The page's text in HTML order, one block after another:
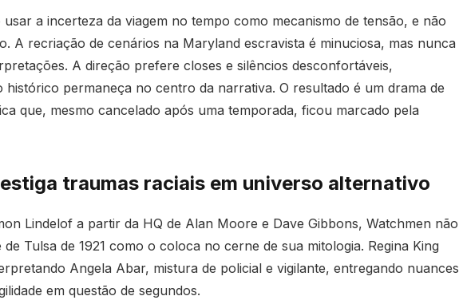
a incerteza da viagem no tempo como mecanismo de tensão, e não
A recriação de cenários na Maryland escravista é minuciosa, mas nunca
A direção prefere closes e silêncios desconfortáveis,
histórico permaneça no centro da narrativa. O resultado é um drama de
que, mesmo cancelado após uma temporada, ficou marcado pela
traumas raciais em universo alternativo
Lindelof a partir da HQ de Alan Moore e Dave Gibbons, Watchmen não
Tulsa de 1921 como o coloca no cerne de sua mitologia. Regina King
Angela Abar, mistura de policial e vigilante, entregando nuances
em questão de segundos.